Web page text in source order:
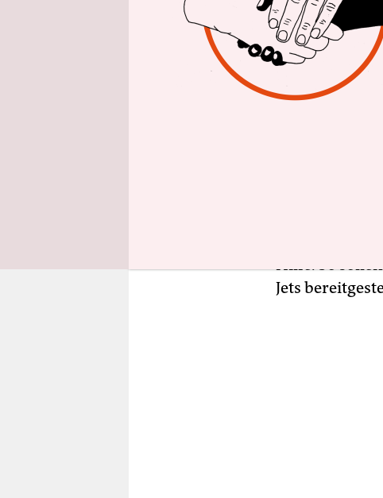
keinen Staat
Kampf werden“.
Von der
der
Gaulle“ vor
Hilfe. So
Jets